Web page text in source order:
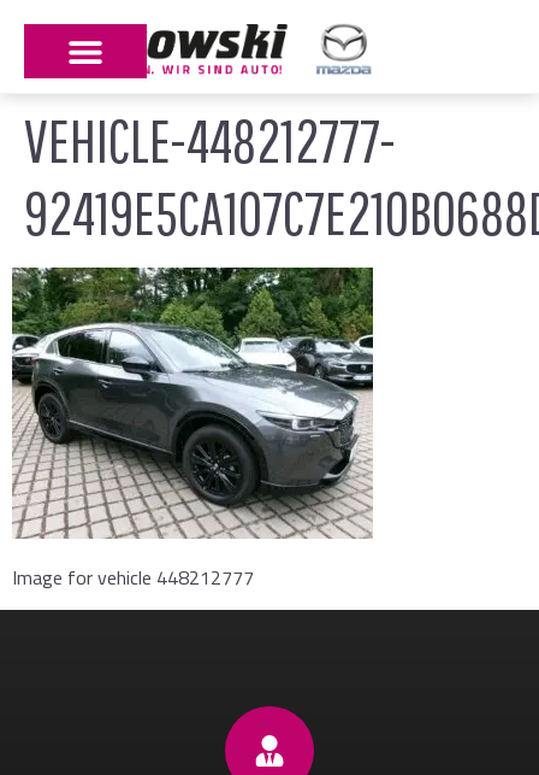
VEHICLE-448212777-
Image for vehicle 448212777